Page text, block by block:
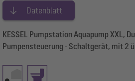
Datenblatt
KESSEL Pumpstation Aquapump XXL,
Pumpensteuerung - Schaltgerät, mit 2